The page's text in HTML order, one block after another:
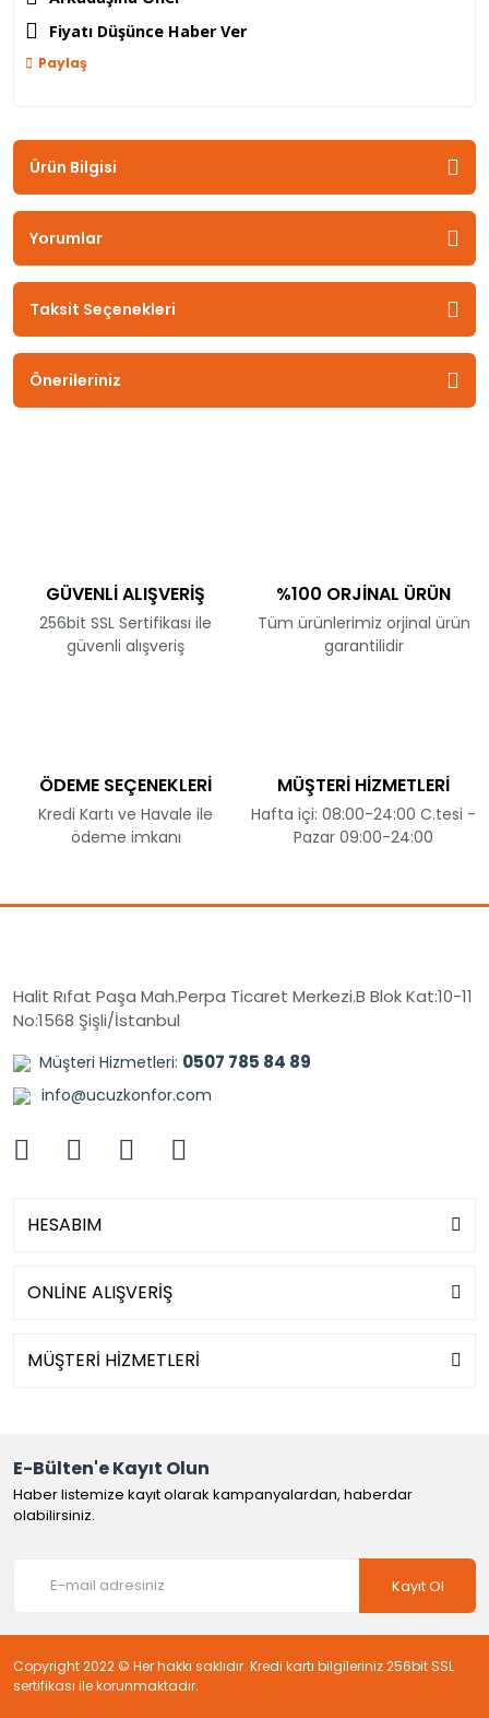
Fiyatı Düşünce Haber Ver
Paylaş
Ürün Bilgisi
Yorumlar
Taksit Seçenekleri
Önerileriniz
GÜVENLİ ALIŞVERİŞ
256bit SSL Sertifikası ile
güvenli alışveriş
%100 ORJİNAL ÜRÜN
Tüm ürünlerimiz orjinal ürün
garantilidir
ÖDEME SEÇENEKLERİ
Kredi Kartı ve Havale ile
ödeme imkanı
MÜŞTERİ HİZMETLERİ
Hafta içi: 08:00-24:00 C.tesi -
Pazar 09:00-24:00
Halit Rıfat Paşa Mah.Perpa Ticaret Merkezi.B Blok Kat:10-11
No:1568 Şişli/İstanbul
Müşteri Hizmetleri: 0507 785 84 89
info@ucuzkonfor.com
HESABIM
ONLİNE ALIŞVERİŞ
MÜŞTERİ HİZMETLERİ
E-Bülten'e Kayıt Olun
Haber listemize kayıt olarak kampanyalardan, haberdar
olabilirsiniz.
Kayıt Ol
Copyright 2022 © Her hakkı saklıdır. Kredi kartı bilgileriniz 256bit SSL
sertifikası ile korunmaktadır.